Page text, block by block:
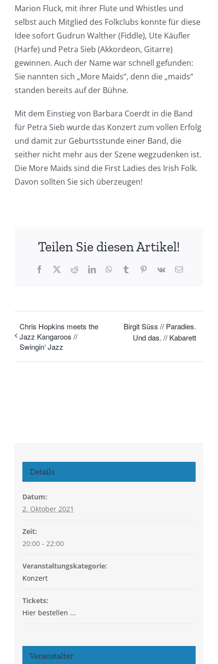
Marion Fluck, mit ihrer Flute und Whistles und
selbst auch Mitglied des Folkclubs konnte für diese
Idee sofort Gudrun Walther (Fiddle), Ute Käufler
(Harfe) und Petra Sieb (Akkordeon, Gitarre)
gewinnen. Auch der Name war schnell gefunden:
Sie nannten sich „More Maids“, denn die „maids“
standen bereits auf der Bühne.
Mit dem Einstieg von Barbara Coerdt in die Band
für Petra Sieb wurde das Konzert zum vollen Erfolg
und damit zur Geburtsstunde einer Band, die
seither nicht mehr aus der Szene wegzudenken ist.
Die More Maids sind die First Ladies des Irish Folk.
Davon sollten Sie sich überzeugen!
Teilen Sie diesen Artikel!
Facebook
X RedditLinkedInWhatsApp
TumblrPinterest
Vk
E-
Chris Hopkins meets the
Jazz Kangaroos //
Swingin‘ Jazz
Birgit Süss // Paradies.
Und das. // Kabarett
Details
Datum:
2. Oktober 2021
Zeit:
20:00 - 22:00
Veranstaltungskategorie:
Konzert
Tickets:
Hier bestellen ...
Veranstalter